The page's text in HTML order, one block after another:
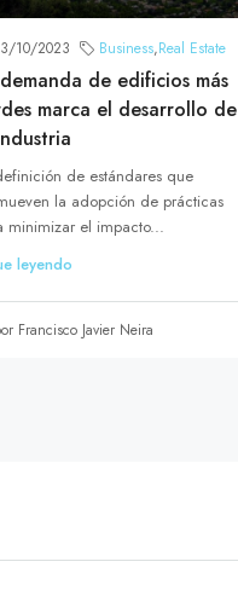
10/2023 Business,Real Estate
de edificios más
marca el desarrollo de
de estándares que
la adopción de prácticas
minimizar el impacto...
leyendo
Francisco Javier Neira